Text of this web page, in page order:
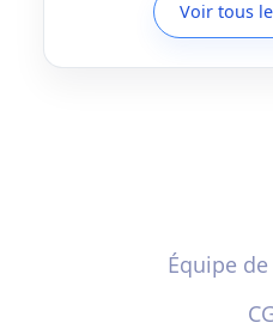
Voir tous
Équipe